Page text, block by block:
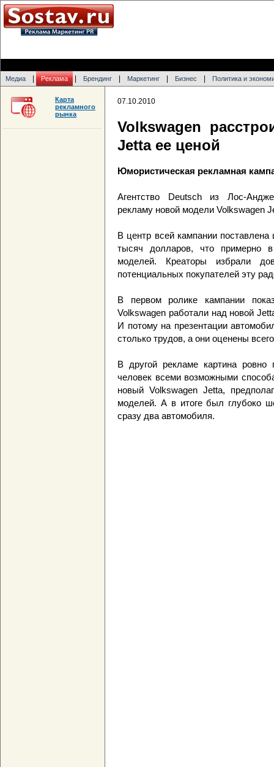
Медиа Реклама Брендинг Маркетинг Бизнес Политика и
07.10.2010
Volkswagen
Jetta ее ценой
Юмористическая рекламная
Агентство Deutsch из Лос-
рекламу новой модели Volkswagen
В центр всей кампании поставлена
тысяч долларов, что примерно
моделей. Креаторы избрали
потенциальных покупателей эту
В первом ролике кампании
Volkswagen работали над новой
И потому на презентации
столько трудов, а они оценены
В другой рекламе картина ровно
человек всеми возможными
новый Volkswagen Jetta,
моделей. А в итоге был глубоко
сразу два автомобиля.
Карта
рекламного
рынка